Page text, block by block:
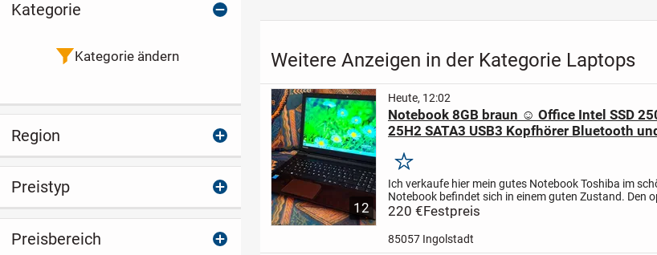
Weitere Anzeigen in der Kategorie Laptops
12
Heute, 12:02
Notebook 8GB braun ☺ Office Intel SSD
25H2 SATA3 USB3 Kopfhörer Bluetooth
Merken
Ich verkaufe hier mein gutes Notebook Toshiba im
Notebook befindet sich in einem guten Zustand. Den
können Sie auf den originalen Bildern sehen. Auf dem
220 €Festpreis
85057 Ingolstadt
Kategorie
Kategorie ändern
Region
Preistyp
Preisbereich